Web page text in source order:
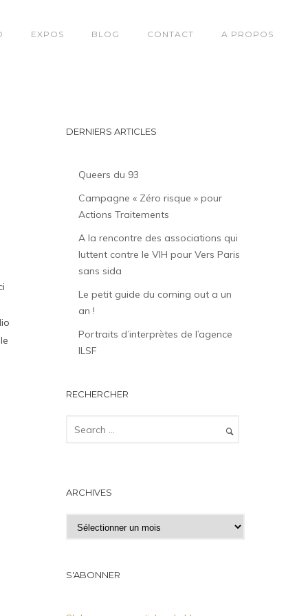
EXPOS BLOG CONTACT A PROPOS
DERNIERS ARTICLES
Queers du 93
Campagne « Zéro risque » pour
Actions Traitements
A la rencontre des associations qui
luttent contre le VIH pour Vers Paris
sans sida
Le petit guide du coming out a un
an !
Portraits d’interprètes de l’agence
ILSF
RECHERCHER
ARCHIVES
r
h
S'ABONNER